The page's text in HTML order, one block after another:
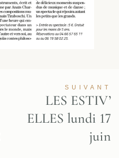
SUIVANT
LES ESTIV’
ELLES lundi 17
juin